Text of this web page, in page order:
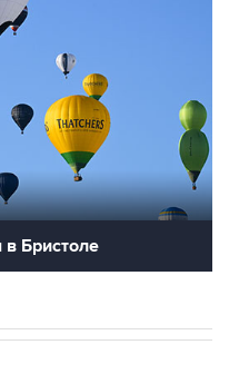
Бристоле